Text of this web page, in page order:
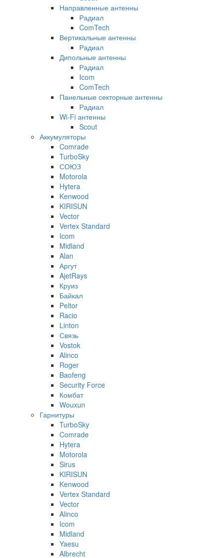
Направленные антенны
Радиал
ComTech
Вертикальные антенны
Радиал
Дипольные антенны
Радиал
Icom
ComTech
Панельные секторные антенны
Радиал
Wi-Fi антенны
Scout
Аккумуляторы
Comrade
TurboSky
СОЮЗ
Motorola
Hytera
Kenwood
KIRISUN
Vector
Vertex Standard
Icom
Midland
Alan
Аргут
AjetRays
Круиз
Байкал
Peltor
Racio
Linton
Связь
Vostok
Alinco
Roger
Baofeng
Security Force
Комбат
Wouxun
Гарнитуры
TurboSky
Comrade
Hytera
Motorola
Sirus
KIRISUN
Kenwood
Vertex Standard
Vector
Alinco
Icom
Midland
Yaesu
Albrecht